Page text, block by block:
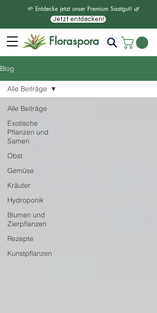
🌱 Entdecke jetzt unser Premium Saatgut! 🌿
Jetzt entdecken!
Floraspora
Blog
Alle Beiträge
Exotische
Pflanzen und
Samen
Obst
Gemüse
Kräuter
Hydroponik
Blumen und
Zierpflanzen
Rezepte
Kunstpflanzen
Alle Beiträge